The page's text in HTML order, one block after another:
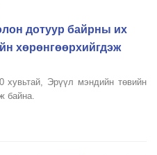
дотуур байрны их
хөрөнгөөрхийгдэж
хувьтай, Эрүүл мэндийн төвийн
байна.